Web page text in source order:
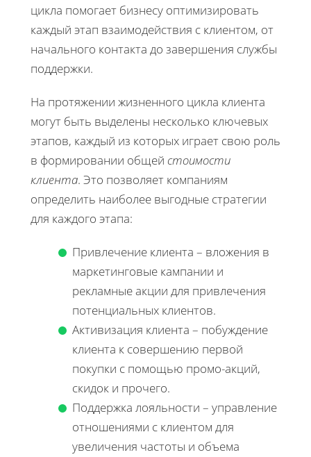
цикла помогает бизнесу оптимизировать
каждый этап взаимодействия с клиентом, от
начального контакта до завершения службы
поддержки.
На протяжении жизненного цикла клиента
могут быть выделены несколько ключевых
этапов, каждый из которых играет свою роль
в формировании общей стоимости
клиента. Это позволяет компаниям
определить наиболее выгодные стратегии
для каждого этапа:
Привлечение клиента – вложения в
маркетинговые кампании и
рекламные акции для привлечения
потенциальных клиентов.
Активизация клиента – побуждение
клиента к совершению первой
покупки с помощью промо-акций,
скидок и прочего.
Поддержка лояльности – управление
отношениями с клиентом для
увеличения частоты и объема